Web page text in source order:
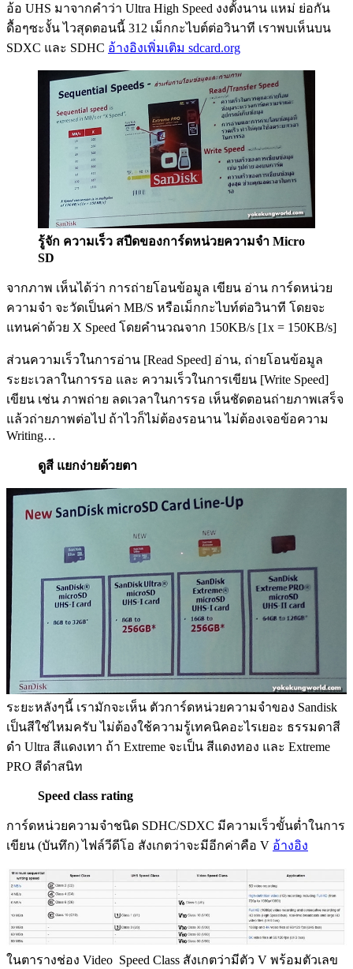
อ้อ UHS มาจากคำว่า Ultra High Speed งงตั้งนาน แหม่ ย่อกัน
ดื้อๆซะงั้น ไวสุดตอนนี้ 312 เม็กกะไบต์ต่อวินาที เราพบเห็นบน
SDXC และ SDHC อ้างอิงเพิ่มเติม sdcard.org
รู้จัก ความเร็ว สปีดของการ์ดหน่วยความจำ Micro
SD
จากภาพ เห็นได้ว่า การถ่ายโอนข้อมูล เขียน อ่าน การ์ดหน่วย
ความจำ จะวัดเป็นค่า MB/S หรือเม็กกะไบท์ต่อวินาที โดยจะ
แทนค่าด้วย X Speed โดยคำนวณจาก 150KB/s [1x = 150KB/s]
ส่วนความเร็วในการอ่าน [Read Speed] อ่าน, ถ่ายโอนข้อมูล
ระยะเวลาในการรอ และ ความเร็วในการเขียน [Write Speed]
เขียน เช่น ภาพถ่าย ลดเวลาในการรอ เห็นชัดตอนถ่ายภาพเสร็จ
แล้วถ่ายภาพต่อไป ถ้าไวก็ไม่ต้องรอนาน ไม่ต้องเจอข้อความ
Writing…
ดูสี แยกง่ายด้วยตา
ระยะหลังๆนี้ เรามักจะเห็น ตัวการ์ดหน่วยความจำของ Sandisk
เป็นสีใช่ไหมครับ ไม่ต้องใช้ความรู้เทคนิคอะไรเยอะ ธรรมดาสี
ดำ Ultra สีแดงเทา ถ้า Extreme จะเป็น สีแดงทอง และ Extreme
PRO สีดำสนิท
Speed class rating
การ์ดหน่วยความจำชนิด SDHC/SDXC มีความเร็วขั้นต่ำในการ
เขียน (บันทึก) ไฟล์วีดีโอ สังเกตว่าจะมีอีกค่าคือ V อ้างอิง
ในตารางช่อง Video Speed Class สังเกตว่ามีตัว V พร้อมตัวเลข